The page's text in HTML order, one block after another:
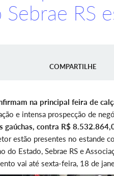
RS
COMPARTILHE
na principal feira de
e intensa prospecção de
gaúchas, contra R$
estão presentes no estande
do Estado, Sebrae RS e
vai até sexta-feira, 18 de